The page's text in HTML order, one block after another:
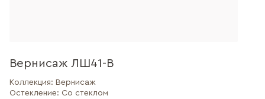
Вернисаж ЛШ41-В
Коллекция: Вернисаж
Остекление: Со стеклом